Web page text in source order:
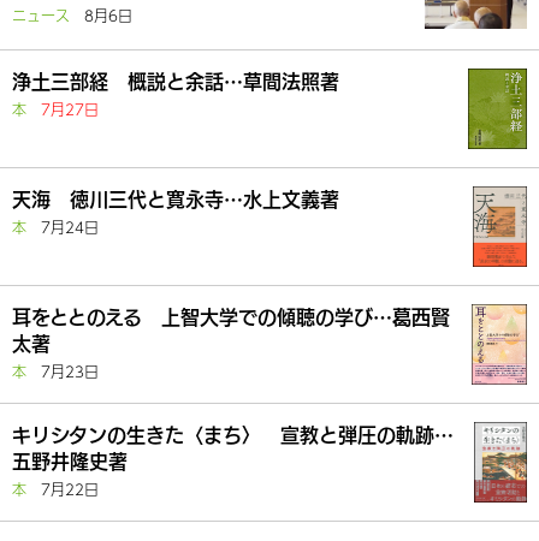
ニュース 8月6日
浄土三部経 概説と余話…草間法照著
本 7月27日
天海 徳川三代と寛永寺…水上文義著
本 7月24日
耳をととのえる 上智大学での傾聴の学び…葛西賢
太著
本 7月23日
キリシタンの生きた〈まち〉 宣教と弾圧の軌跡…
五野井隆史著
本 7月22日